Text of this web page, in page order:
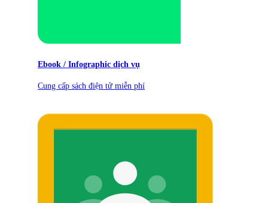
Ebook / Infographic dịch vụ
Cung cấp sách điện tử miễn phí